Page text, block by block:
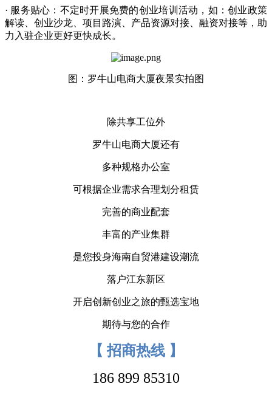
· 服务贴心：不定时开展免费的创业培训活动，如：创业政策
解读、创业沙龙、项目路演、产品资源对接、融资对接等，助
力入驻企业更好更快成长。
图：罗牛山电商大厦夜景实拍图
除共享工位外
罗牛山电商大厦还有
多种规格办公室
可根据企业需求合理划分租赁
完善的商业配套
丰富的产业集群
是您投身海南自贸港建设潮流
落户江东新区
开启创新创业之旅的甄选宝地
期待与您的合作
【 招商热线 】
186 899 85310